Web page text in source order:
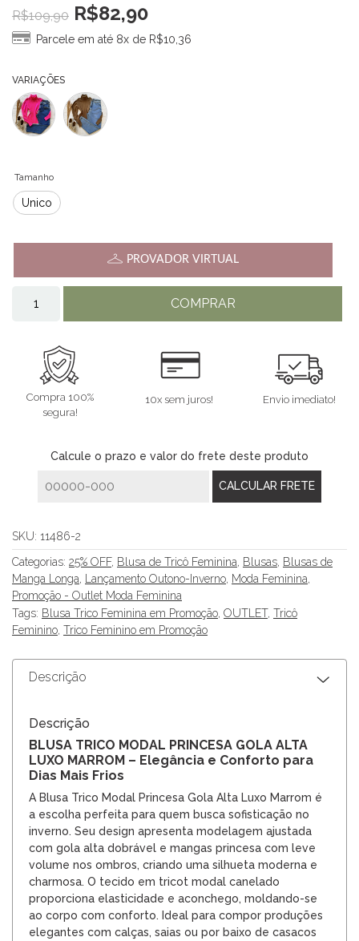
R$109,90 R$82,90
Parcele em até 8x de R$10,36
VARIAÇÕES
Tamanho
Único
PROVADOR VIRTUAL
COMPRAR
Compra 100%
segura!
10x sem juros! Envio imediato!
Calcule o prazo e valor do frete deste produto
SKU: 11486-2
Categorias: 25% OFF, Blusa de Tricô Feminina, Blusas, Blusas de
Manga Longa, Lançamento Outono-Inverno, Moda Feminina,
Promoção - Outlet Moda Feminina
Tags: Blusa Trico Feminina em Promoção, OUTLET, Tricô
Feminino, Trico Feminino em Promoção
Descrição
Descrição
BLUSA TRICO MODAL PRINCESA GOLA ALTA
LUXO MARROM – Elegância e Conforto para
Dias Mais Frios
A Blusa Trico Modal Princesa Gola Alta Luxo Marrom é
a escolha perfeita para quem busca sofisticação no
inverno. Seu design apresenta modelagem ajustada
com gola alta dobrável e mangas princesa com leve
volume nos ombros, criando uma silhueta moderna e
charmosa. O tecido em tricot modal canelado
proporciona elasticidade e aconchego, moldando-se
ao corpo com conforto. Ideal para compor produções
elegantes com calças, saias ou por baixo de casacos